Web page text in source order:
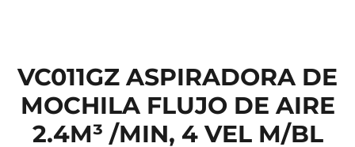
VC011GZ ASPIRADORA DE
MOCHILA FLUJO DE AIRE
2.4M³ /MIN, 4 VEL M/BL